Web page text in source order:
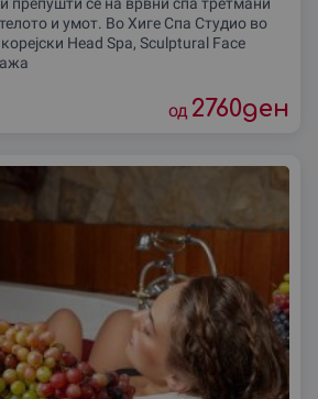
и умот. Во Хиге Спа Студио во
Head Spa, Sculptural Face
од 2760ден